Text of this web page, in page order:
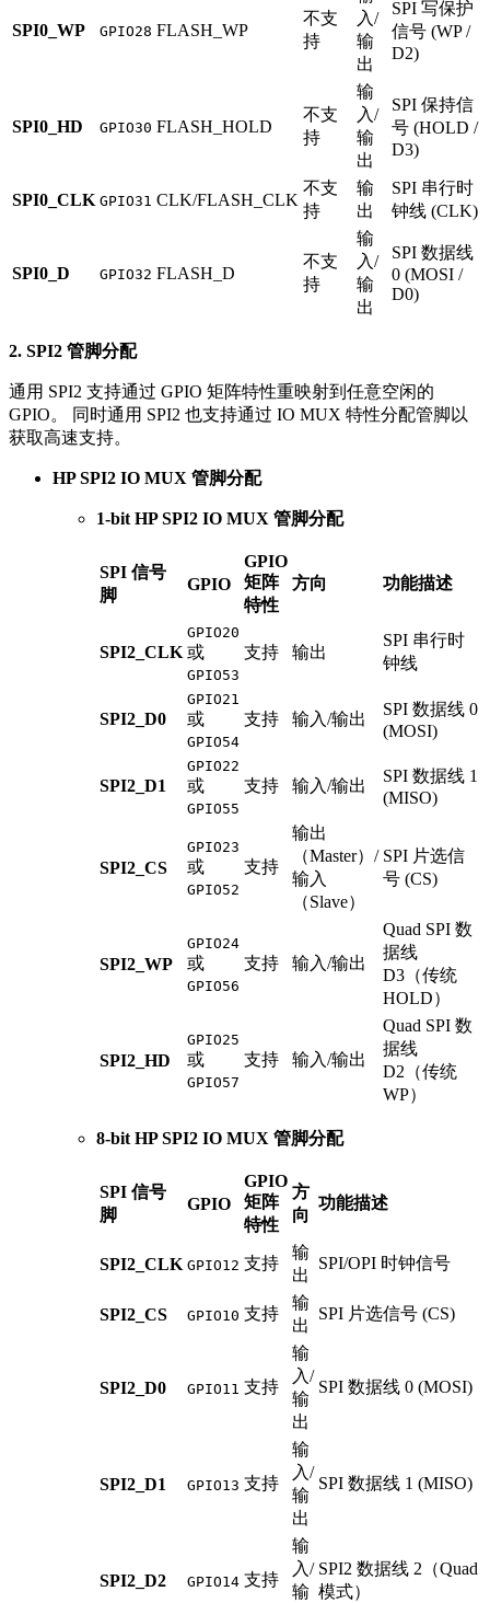
SPI0_WP GPIO28 FLASH_WP
不支
持
入/
输
出
SPI 写保护
信号 (WP /
D2)
SPI0_HD GPIO30 FLASH_HOLD
不支
持
输
入/
输
出
SPI 保持信
号 (HOLD /
D3)
SPI0_CLK GPIO31 CLK/FLASH_CLK
不支
持
输
出
SPI 串行时
钟线 (CLK)
SPI0_D GPIO32 FLASH_D
不支
持
输
入/
输
出
SPI 数据线
0 (MOSI /
D0)
2. SPI2 管脚分配
通用 SPI2 支持通过 GPIO 矩阵特性重映射到任意空闲的
GPIO。 同时通用 SPI2 也支持通过 IO MUX 特性分配管脚以
获取高速支持。
HP SPI2 IO MUX 管脚分配
1-bit HP SPI2 IO MUX 管脚分配
SPI 信号
脚
GPIO
GPIO
矩阵
特性
方向 功能描述
SPI2_CLK
GPIO20
或
GPIO53
支持 输出
SPI 串行时
钟线
SPI2_D0
GPIO21
或
GPIO54
支持 输入/输出
SPI 数据线 0
(MOSI)
SPI2_D1
GPIO22
或
GPIO55
支持 输入/输出
SPI 数据线 1
(MISO)
SPI2_CS
GPIO23
或
GPIO52
支持
输出
（Master）/
输入
（Slave）
SPI 片选信
号 (CS)
SPI2_WP
GPIO24
或
GPIO56
支持 输入/输出
Quad SPI 数
据线
D3（传统
HOLD）
SPI2_HD
GPIO25
或
GPIO57
支持 输入/输出
Quad SPI 数
据线
D2（传统
WP）
8-bit HP SPI2 IO MUX 管脚分配
SPI 信号
脚
GPIO
GPIO
矩阵
特性
方
向
功能描述
SPI2_CLK GPIO12 支持
输
出
SPI/OPI 时钟信号
SPI2_CS GPIO10 支持
输
出
SPI 片选信号 (CS)
SPI2_D0 GPIO11 支持
输
入/
输
出
SPI 数据线 0 (MOSI)
SPI2_D1 GPIO13 支持
输
入/
输
出
SPI 数据线 1 (MISO)
SPI2_D2 GPIO14 支持
输
入/
输
SPI2 数据线 2（Quad
模式）